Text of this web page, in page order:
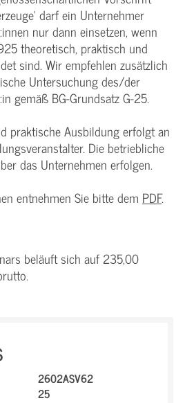
darf ein Unternehmer
nur dann einsetzen, wenn
theoretisch, praktisch und
sind. Wir empfehlen zusätzlich
Untersuchung des/der
gemäß BG-Grundsatz G-25.
praktische Ausbildung erfolgt an
Die betriebliche
das Unternehmen erfolgen.
entnehmen Sie bitte dem PDF.
beläuft sich auf 235,00
2602ASV62
25